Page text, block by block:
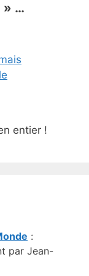
» …
entier !
:
par Jean-